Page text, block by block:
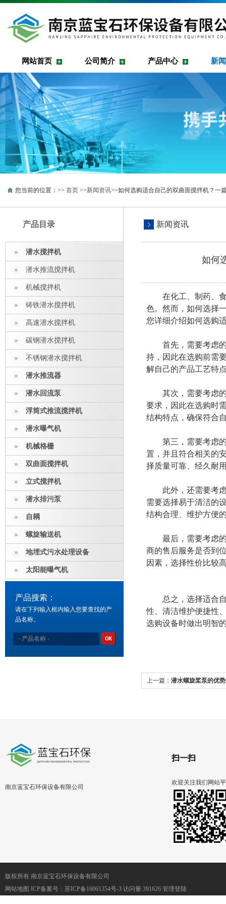
网站首页 公司简介 产品中心 新
您当前的位置：>> 首页 >>新闻资讯>>如何选购适合自己的双曲面搅拌机？一
产品目录
潜水搅拌机
潜水推流搅拌机
机械搅拌机
铸铁潜水搅拌机
高速潜水搅拌机
碳钢潜水搅拌机
不锈钢潜水搅拌机
潜水推流器
潜水回流泵
浮筒式推流搅拌机
潜水曝气机
机械格栅
双曲面搅拌机
立式搅拌机
潜水排污泵
自耦
螺旋输送机
地埋式污水处理设备
太阳能曝气机
产品搜索：
请在下列输入框内输入您要查找的产
品名称。
新闻资讯
如何
在化工、制药、食
色。然而，如何选择
您详细介绍如何选购
首先，需要考虑的
持，因此在选购前需
解自己的产品工艺特
其次，需要考虑的
要求，因此在选购时
结构特点，确保符合
第三，需要考虑的
置，并且符合相关的
择质量可靠、经久耐
此外，还需要考虑
需要选择易于清洁的
结构合理、维护方便
最后，需要考虑的
商的售后服务是否到
因素，选择性价比较
总之，选择适合自
性、清洁维护便捷性
选购设备时做出明智
上一篇： 潜水螺旋桨泵的优
南京蓝宝石环保设备有限公司
扫一扫
欢迎关注我们网站
版权所有 南京蓝宝石环保设备有限公司
网站地图 ICP备案号： 苏ICP备16061354号-3 访问量:391626 管理登陆